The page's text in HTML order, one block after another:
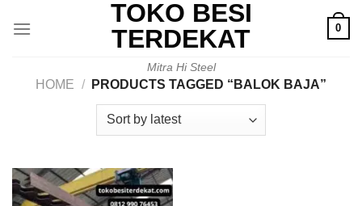
TOKO BESI
TERDEKAT
Mitra Hi Steel
0
HOME / PRODUCTS TAGGED “BALOK BAJA”